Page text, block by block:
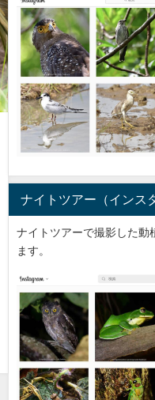
ナイトツアー（インス
ナイトツアーで撮影した動
ます。